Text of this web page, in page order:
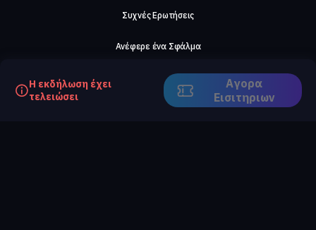
Η εκδήλωση έχει
τελειώσει
Αγορα
Eισιτηριων
Συχνές Ερωτήσεις
Ανέφερε ένα Σφάλμα
Σχετικά με μας
Careers